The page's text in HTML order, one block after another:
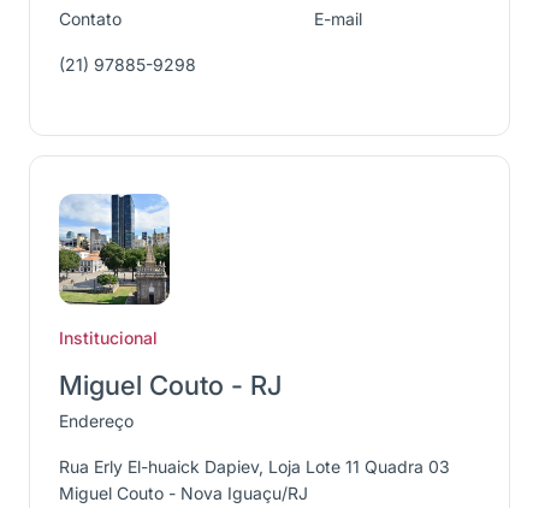
Contato
(21) 97885-9298
E-mail
Institucional
Miguel Couto - RJ
Endereço
Rua Erly El-huaick Dapiev, Loja Lote 11 Quadra 03
Miguel Couto - Nova Iguaçu/RJ